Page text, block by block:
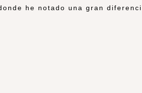
he notado una gran